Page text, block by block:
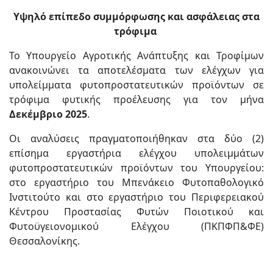
Υψηλό επίπεδο συμμόρφωσης και ασφάλειας στα
τρόφιμα
Το Υπουργείο Αγροτικής Ανάπτυξης και Τροφίμων
ανακοινώνει τα αποτελέσματα των ελέγχων για
υπολείμματα φυτοπροστατευτικών προϊόντων σε
τρόφιμα φυτικής προέλευσης για τον μήνα
Δεκέμβριο 2025.
Οι αναλύσεις πραγματοποιήθηκαν στα δύο (2)
επίσημα εργαστήρια ελέγχου υπολειμμάτων
φυτοπροστατευτικών προϊόντων του Υπουργείου:
στο εργαστήριο του Μπενάκειο Φυτοπαθολογικό
Ινστιτούτο και στο εργαστήριο του Περιφερειακού
Κέντρου Προστασίας Φυτών Ποιοτικού και
Φυτοϋγειονομικού Ελέγχου (ΠΚΠΦΠ&ΦΕ)
Θεσσαλονίκης.